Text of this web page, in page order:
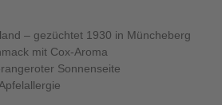
– gezüchtet 1930 in Müncheberg
mit Cox-Aroma
Sonnenseite